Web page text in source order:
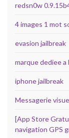
redsn0w
4 images 1 mot
evasion jailbreak
marque dediee a
iphone jailbreak
Messagerie
[App Store
navigation GPS